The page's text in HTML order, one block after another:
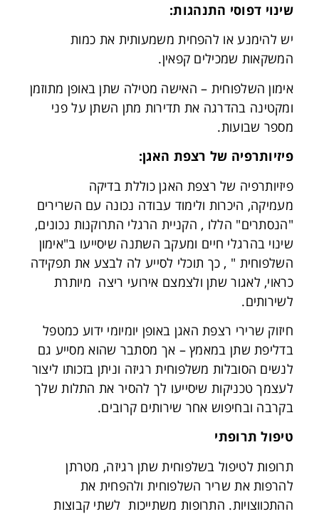
שינוי דפוסי התנהגות:
יש להימנע או להפחית משמעותית את כמות
המשקאות שמכילים קפאין.
אימון השלפוחית – האישה מטילה שתן באופן מתוזמן
ומקטינה בהדרגה את תדירות מתן השתן על פני
מספר שבועות.
פיזיותרפיה של רצפת האגן:
פיזיותרפיה של רצפת האגן כוללת בדיקה
מעמיקה, היכרות ולימוד עבודה נכונה עם השרירים
"הנסתרים" הללו , הקניית הרגלי התרוקנות נכונים,
שינוי בהרגלי חיים ומעקב השתנה שיסייעו ב"אימון
השלפוחית " , כך תוכלי לסייע לה לבצע את תפקידה
כראוי, לאגור שתן ולצמצם אירועי ריצה מיותרת
לשירותים.
חיזוק שרירי רצפת האגן באופן יומיומי ידוע כמטפל
בדליפת שתן במאמץ – אך מסתבר שהוא מסייע גם
לנשים הסובלות משלפוחית רגיזה וניתן בזכותו ליצור
לעצמך טכניקות שיסייעו לך להסיר את התלות שלך
בקרבה ובחיפוש אחר שירותים קרובים.
טיפול תרופתי
תרופות לטיפול בשלפוחית שתן רגיזה, מטרתן
להרפות את שריר השלפוחית ולהפחית את
ההתכווצויות. התרופות משתייכות לשתי קבוצות